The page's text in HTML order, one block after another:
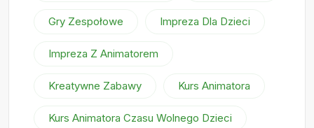
Gry Zespołowe Impreza Dla Dzieci
Impreza Z Animatorem
Kreatywne Zabawy Kurs Animatora
Kurs Animatora Czasu Wolnego Dzieci